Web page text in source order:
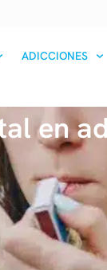
ADICCIONES
en